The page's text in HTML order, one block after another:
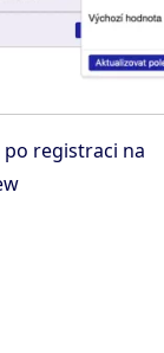
registraci na